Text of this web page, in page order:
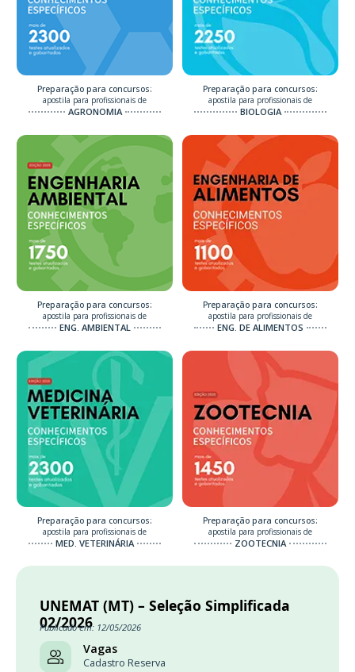
Preparação para concursos:
apostila para profissionais de
AGRONOMIA
Preparação para concursos:
apostila para profissionais de
BIOLOGIA
Preparação para concursos:
apostila para profissionais de
ENG. AMBIENTAL
Preparação para concursos:
apostila para profissionais de
ENG. DE ALIMENTOS
Preparação para concursos:
apostila para profissionais de
MED. VETERINÁRIA
Preparação para concursos:
apostila para profissionais de
ZOOTECNIA
UNEMAT (MT) – Seleção Simplificada
02/2026
Publicado em: 12/05/2026
Vagas
Cadastro Reserva